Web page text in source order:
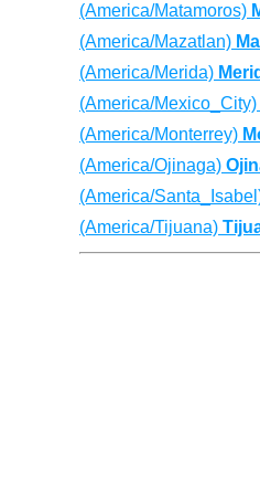
(America/Matamoros)
(America/Mazatlan)
(America/Merida)
(America/Mexico_City)
(America/Monterrey)
(America/Ojinaga)
(America/
(America/Tijuana)